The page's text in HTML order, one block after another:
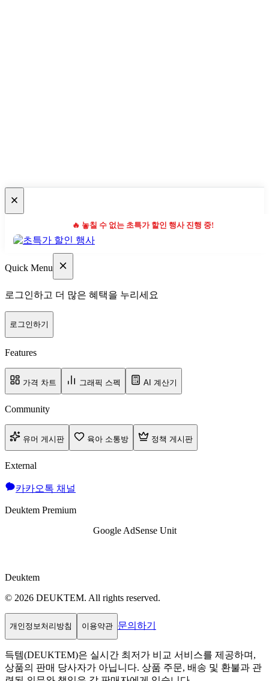
🔥 놓칠 수 없는 초특가 할인 행사 진행 중!
Quick Menu
로그인하고 더 많은 혜택을 누리세요
로그인하기
Features
가격 차트 그래픽 스펙 AI 계산기
Community
유머 게시판 육아 소통방 정책 게시판
External
카카오톡 채널
Deuktem Premium
Google AdSense Unit
Deuktem
© 2026 DEUKTEM. All rights reserved.
개인정보처리방침 이용약관 문의하기
득템(DEUKTEM)은 실시간 최저가 비교 서비스를 제공하며,
상품의 판매 당사자가 아닙니다. 상품 주문, 배송 및 환불과 관